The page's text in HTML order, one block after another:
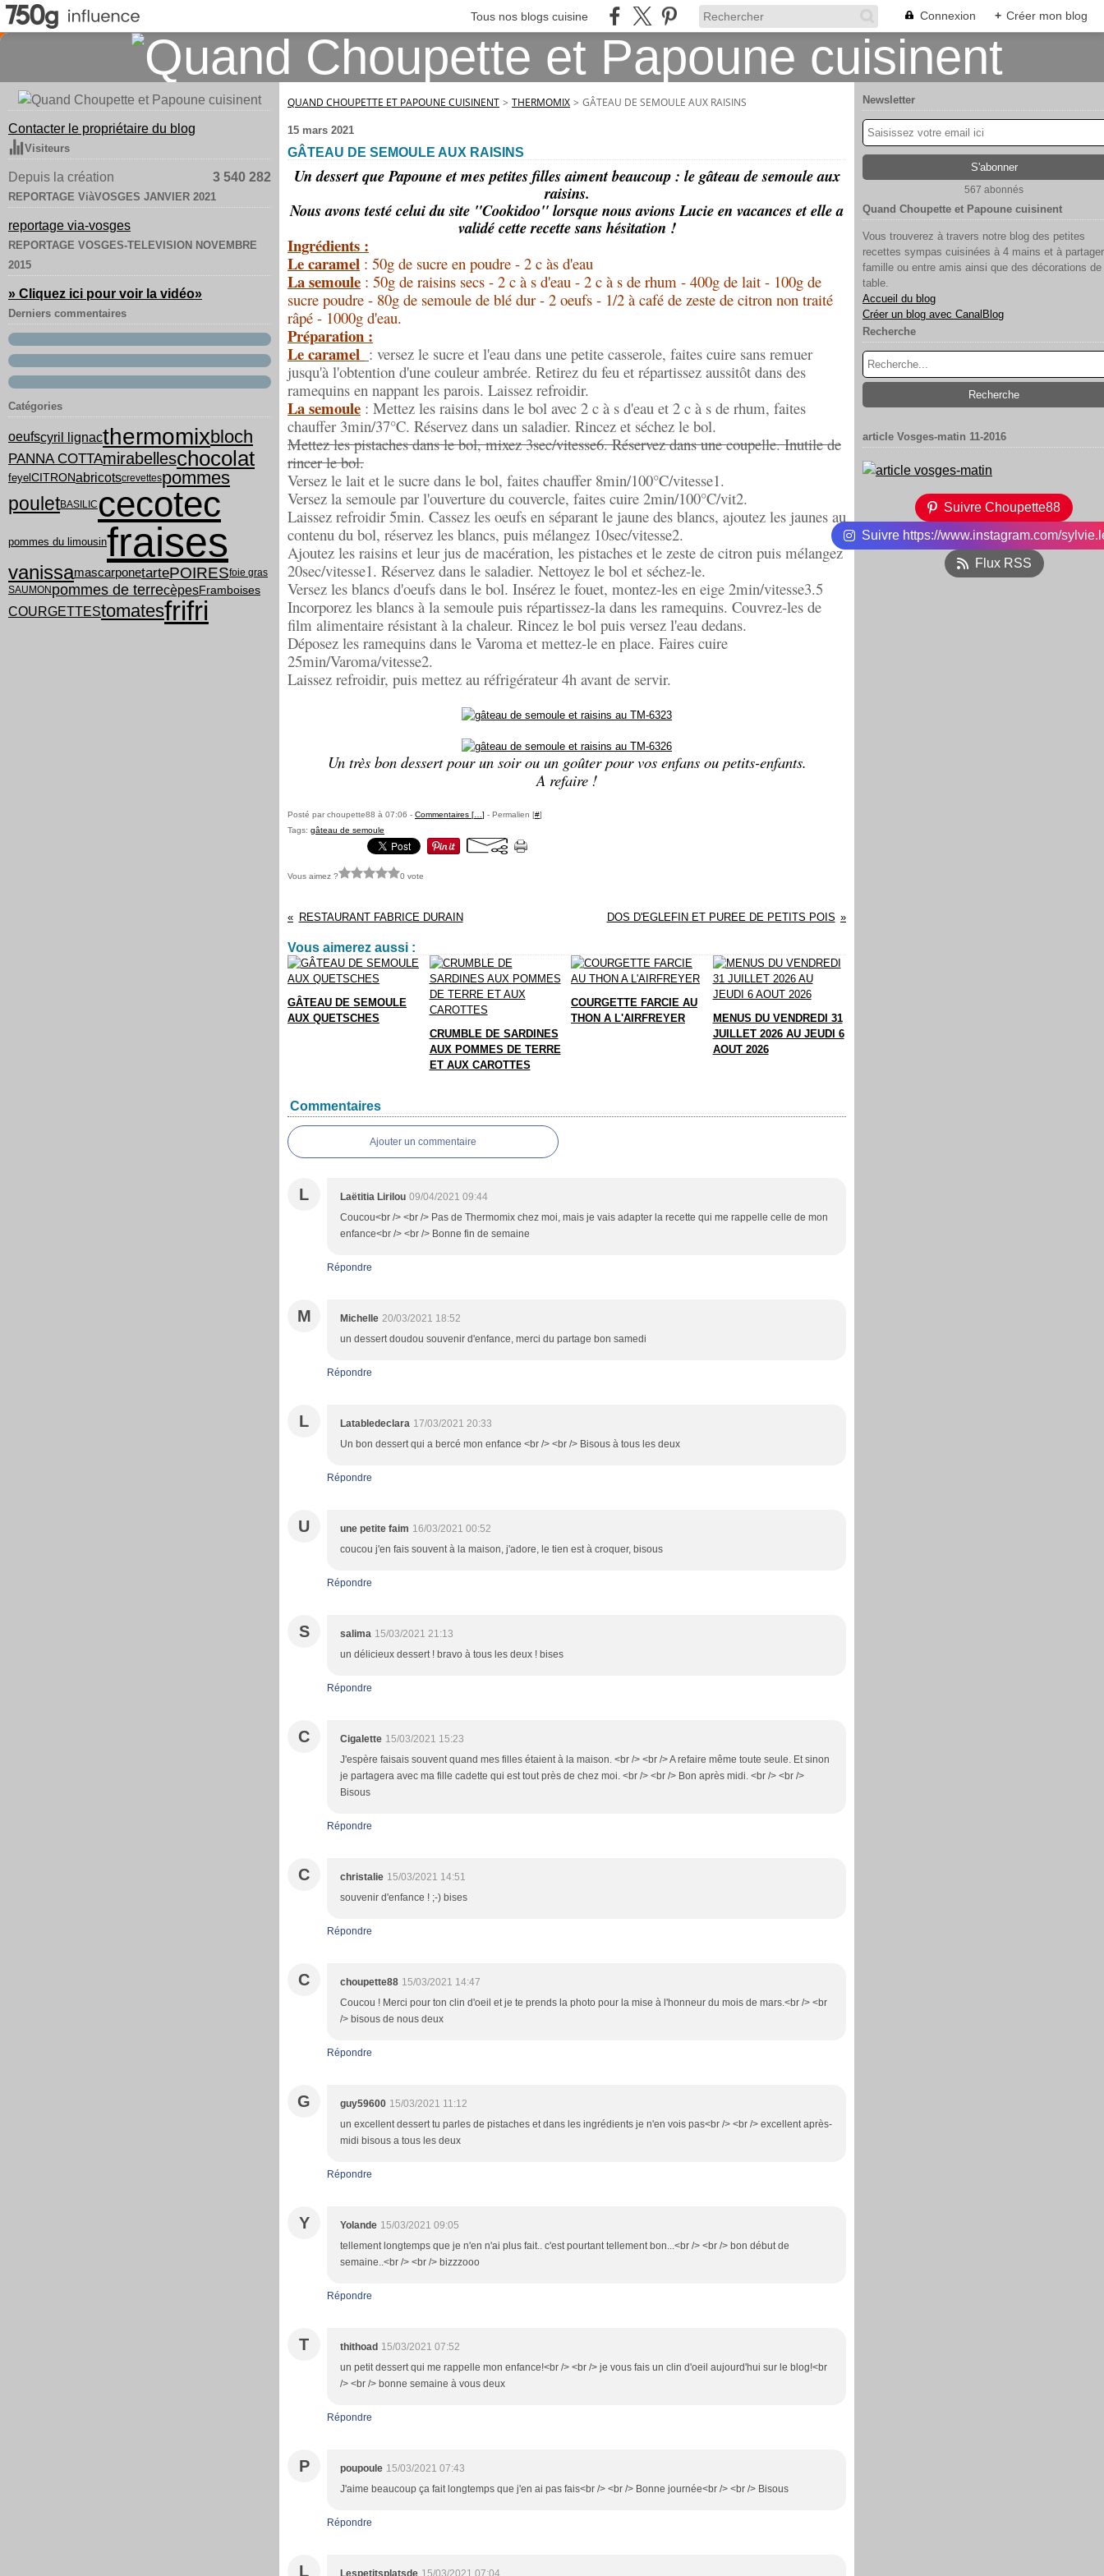
Tous nos blogs cuisine Connexion + Créer mon blog
Contacter le propriétaire du blog
Visiteurs
Depuis la création 3 540 282
REPORTAGE ViàVOSGES JANVIER 2021
reportage via-vosges
REPORTAGE VOSGES-TELEVISION NOVEMBRE
2015
» Cliquez ici pour voir la vidéo»
Derniers commentaires
Catégories
oeufscyril lignacthermomixbloch
PANNA COTTAmirabelleschocolat
feyelCITRONabricotscrevettespommes
pouletBASILIC cecotec
pommes du limousinfraises
vanissamascarponetartePOIRESfoie gras
SAUMON pommes de terrecèpesFramboises
COURGETTEStomatesfrifri
QUAND CHOUPETTE ET PAPOUNE CUISINENT > THERMOMIX > GÂTEAU DE SEMOULE AUX RAISINS
15 mars 2021
GÂTEAU DE SEMOULE AUX RAISINS
Un dessert que Papoune et mes petites filles aiment beaucoup : le gâteau de semoule aux
raisins.
Nous avons testé celui du site "Cookidoo" lorsque nous avions Lucie en vacances et elle a
validé cette recette sans hésitation !
Ingrédients :
Le caramel : 50g de sucre en poudre - 2 c às d'eau
La semoule : 50g de raisins secs - 2 c à s d'eau - 2 c à s de rhum - 400g de lait - 100g de
sucre poudre - 80g de semoule de blé dur - 2 oeufs - 1/2 à café de zeste de citron non traité
râpé - 1000g d'eau.
Préparation :
Le caramel : versez le sucre et l'eau dans une petite casserole, faites cuire sans remuer
jusqu'à l'obtention d'une couleur ambrée. Retirez du feu et répartissez aussitôt dans des
ramequins en nappant les parois. Laissez refroidir.
La semoule : Mettez les raisins dans le bol avec 2 c à s d'eau et 2 c à s de rhum, faites
chauffer 3min/37°C. Réservez dans un saladier. Rincez et séchez le bol.
Mettez les pistaches dans le bol, mixez 3sec/vitesse6. Réservez dans une coupelle. Inutile de
rincer le bol.
Versez le lait et le sucre dans le bol, faites chauffer 8min/100°C/vitesse1.
Versez la semoule par l'ouverture du couvercle, faites cuire 2min/100°C/vit2.
Laissez refroidir 5min. Cassez les oeufs en séparant le jaune des blancs, ajoutez les jaunes au
contenu du bol, réservez les blancs, puis mélangez 10sec/vitesse2.
Ajoutez les raisins et leur jus de macération, les pistaches et le zeste de citron puis mélangez
20sec/vitesse1. Réservez dans le saladier. Nettoyez le bol et séchez-le.
Versez les blancs d'oeufs dans le bol. Insérez le fouet, montez-les en eige 2min/vitesse3.5
Incorporez les blancs à la semoule puis répartissez-la dans les ramequins. Couvrez-les de
film alimentaire résistant à la chaleur. Rincez le bol puis versez l'eau dedans.
Déposez les ramequins dans le Varoma et mettez-le en place. Faires cuire
25min/Varoma/vitesse2.
Laissez refroidir, puis mettez au réfrigérateur 4h avant de servir.
Un très bon dessert pour un soir ou un goûter pour vos enfans ou petits-enfants.
A refaire !
Posté par choupette88 à 07:06 - Commentaires [ ] - Permalien [#]
Tags: gâteau de semoule
Vous aimez ? 0 vote
RESTAURANT FABRICE DURAIN DOS D'EGLEFIN ET PUREE DE PETITS POIS
Vous aimerez aussi :
GÂTEAU DE SEMOULE
AUX QUETSCHES
CRUMBLE DE SARDINES
AUX POMMES DE TERRE
ET AUX CAROTTES
COURGETTE FARCIE AU
THON A L'AIRFREYER
MENUS DU VENDREDI 31
JUILLET 2026 AU JEUDI 6
AOUT 2026
Commentaires
Ajouter un commentaire
L Laëtitia Lirilou 09/04/2021 09:44
Coucou<br /> <br /> Pas de Thermomix chez moi, mais je vais adapter la recette qui me rappelle celle de mon
enfance<br /> <br /> Bonne fin de semaine
Répondre
M Michelle 20/03/2021 18:52
un dessert doudou souvenir d'enfance, merci du partage bon samedi
Répondre
L Latabledeclara 17/03/2021 20:33
Un bon dessert qui a bercé mon enfance <br /> <br /> Bisous à tous les deux
Répondre
U une petite faim 16/03/2021 00:52
coucou j'en fais souvent à la maison, j'adore, le tien est à croquer, bisous
Répondre
S salima 15/03/2021 21:13
un délicieux dessert ! bravo à tous les deux ! bises
Répondre
C Cigalette 15/03/2021 15:23
J'espère faisais souvent quand mes filles étaient à la maison. <br /> <br /> A refaire même toute seule. Et sinon
je partagera avec ma fille cadette qui est tout près de chez moi. <br /> <br /> Bon après midi. <br /> <br />
Bisous
Répondre
C christalie 15/03/2021 14:51
souvenir d'enfance ! ;-) bises
Répondre
C choupette88 15/03/2021 14:47
Coucou ! Merci pour ton clin d'oeil et je te prends la photo pour la mise à l'honneur du mois de mars.<br /> <br
/> bisous de nous deux
Répondre
G guy59600 15/03/2021 11:12
un excellent dessert tu parles de pistaches et dans les ingrédients je n'en vois pas<br /> <br /> excellent après-
midi bisous a tous les deux
Répondre
Y Yolande 15/03/2021 09:05
tellement longtemps que je n'en n'ai plus fait.. c'est pourtant tellement bon...<br /> <br /> bon début de
semaine..<br /> <br /> bizzzooo
Répondre
T thithoad 15/03/2021 07:52
un petit dessert qui me rappelle mon enfance!<br /> <br /> je vous fais un clin d'oeil aujourd'hui sur le blog!<br
/> <br /> bonne semaine à vous deux
Répondre
P poupoule 15/03/2021 07:43
J'aime beaucoup ça fait longtemps que j'en ai pas fais<br /> <br /> Bonne journée<br /> <br /> Bisous
Répondre
L Lespetitsplatsde 15/03/2021 07:04
Newsletter
567 abonnés
Quand Choupette et Papoune cuisinent
Vous trouverez à travers notre blog des petites
recettes sympas cuisinées à 4 mains et à
famille ou entre amis ainsi que des décorations de
table.
Accueil du blog
Créer un blog avec CanalBlog
Recherche
article Vosges-matin 11-2016
Suivre Choupette88
Suivre https://www.instagram.com/
Flux RSS